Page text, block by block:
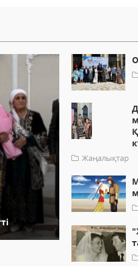
Жаңалықтар